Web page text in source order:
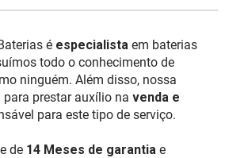
é especialista em baterias
todo o conhecimento de
ninguém. Além disso, nossa
prestar auxílio na venda e
para este tipo de serviço.
de 14 Meses de garantia e